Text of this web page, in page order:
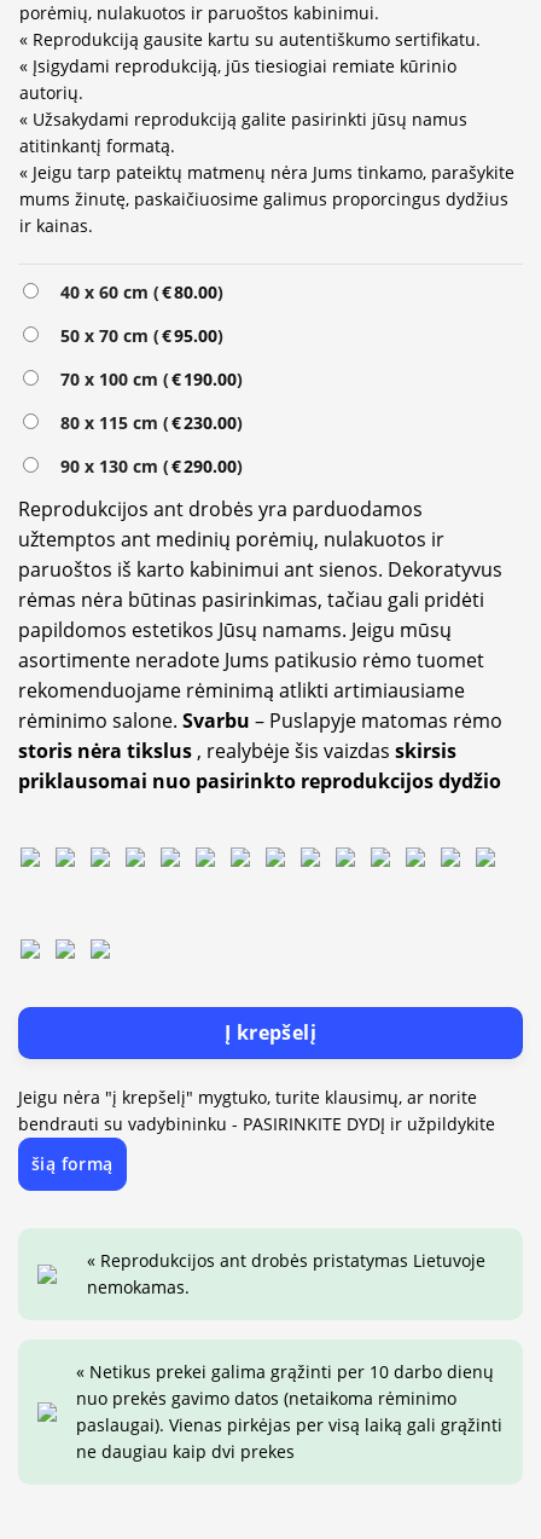
porėmių, nulakuotos ir paruoštos kabinimui.
« Reprodukciją gausite kartu su autentiškumo sertifikatu.
« Įsigydami reprodukciją, jūs tiesiogiai remiate kūrinio
autorių.
« Užsakydami reprodukciją galite pasirinkti jūsų namus
atitinkantį formatą.
« Jeigu tarp pateiktų matmenų nėra Jums tinkamo, parašykite
mums žinutę, paskaičiuosime galimus proporcingus dydžius
ir kainas.
40 x 60 cm (€80.00)
50 x 70 cm (€95.00)
70 x 100 cm (€190.00)
80 x 115 cm (€230.00)
90 x 130 cm (€290.00)
Reprodukcijos ant drobės yra parduodamos
užtemptos ant medinių porėmių, nulakuotos ir
paruoštos iš karto kabinimui ant sienos. Dekoratyvus
rėmas nėra būtinas pasirinkimas, tačiau gali pridėti
papildomos estetikos Jūsų namams. Jeigu mūsų
asortimente neradote Jums patikusio rėmo tuomet
rekomenduojame rėminimą atlikti artimiausiame
rėminimo salone. Svarbu – Puslapyje matomas rėmo
storis nėra tikslus , realybėje šis vaizdas skirsis
priklausomai nuo pasirinkto reprodukcijos dydžio
Į krepšelį
Jeigu nėra "į krepšelį" mygtuko, turite klausimų, ar norite
bendrauti su vadybininku - PASIRINKITE DYDĮ ir užpildykite
šią formą
« Reprodukcijos ant drobės pristatymas Lietuvoje
nemokamas.
« Netikus prekei galima grąžinti per 10 darbo dienų
nuo prekės gavimo datos (netaikoma rėminimo
paslaugai). Vienas pirkėjas per visą laiką gali grąžinti
ne daugiau kaip dvi prekes